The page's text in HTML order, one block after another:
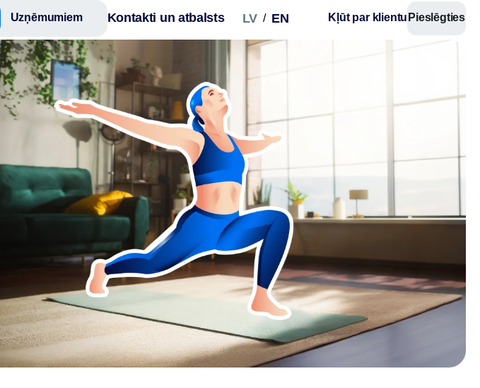
Uzņēmumiem Kontakti un atbalsts LV / EN Kļūt par klientu Pieslēgties